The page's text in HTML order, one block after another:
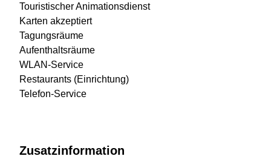
Touristischer Animationsdienst
Karten akzeptiert
Tagungsräume
Aufenthaltsräume
WLAN-Service
Restaurants (Einrichtung)
Telefon-Service
Zusatzinformation